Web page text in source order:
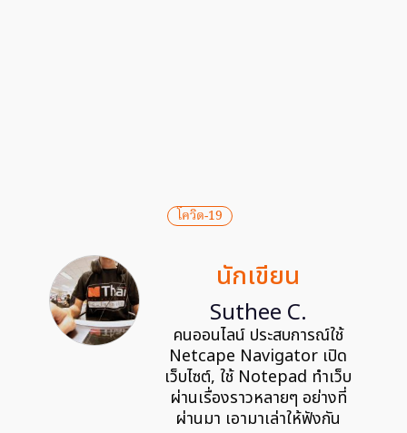
โควิด-19
นักเขียน
Suthee C.
คนออนไลน์ ประสบการณ์ใช้
Netcape Navigator เปิด
เว็บไซต์, ใช้ Notepad ทำเว็บ
ผ่านเรื่องราวหลายๆ อย่างที่
ผ่านมา เอามาเล่าให้ฟังกัน